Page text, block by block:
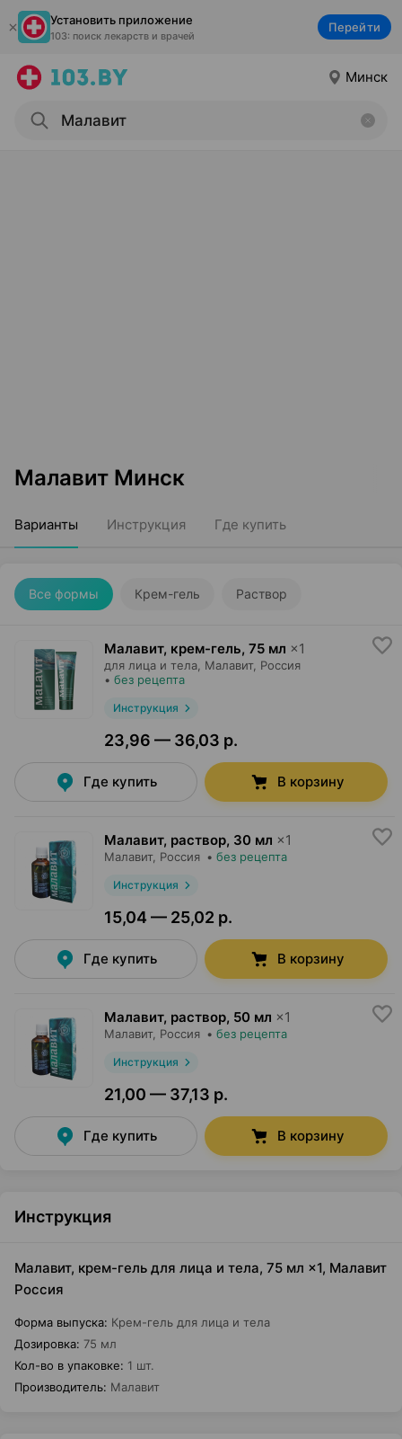
Установить приложение
103: поиск лекарств и врачей
Перейти
Минск
Малавит Минск
Варианты Инструкция Где купить
Все формы Крем-гель Раствор
Малавит, крем-гель, 75 мл ×1
для лица и тела, Малавит, Россия
• без рецепта
Инструкция
23,96 — 36,03 р.
Где купить В корзину
Малавит, раствор, 30 мл ×1
Малавит, Россия • без рецепта
Инструкция
15,04 — 25,02 р.
Где купить В корзину
Малавит, раствор, 50 мл ×1
Малавит, Россия • без рецепта
Инструкция
21,00 — 37,13 р.
Где купить В корзину
Инструкция
Малавит, крем-гель для лица и тела, 75 мл ×1, Малавит
Россия
Форма выпуска: Крем-гель для лица и тела
Дозировка: 75 мл
Кол-во в упаковке: 1 шт.
Производитель: Малавит